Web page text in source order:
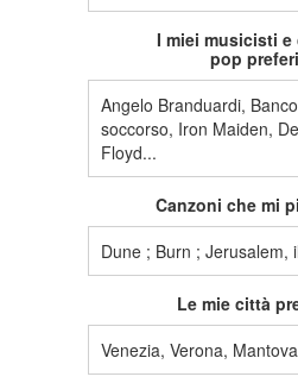
I miei musicisti e
pop
Angelo Branduardi,
soccorso, Iron Maiden,
Floyd...
Canzoni che mi
Dune ; Burn ; Jerusalem,
Le mie città
Venezia, Verona,